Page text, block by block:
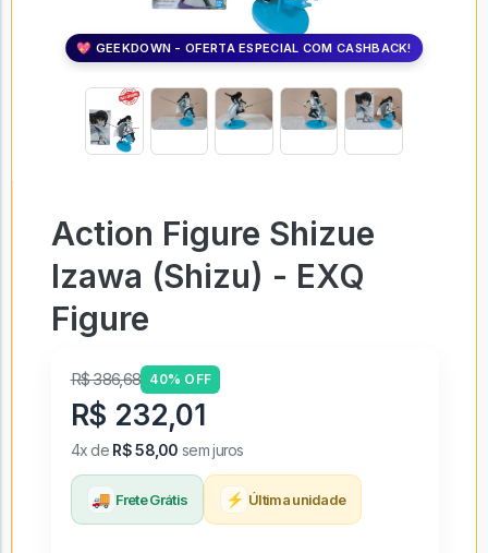
💖 GEEKDOWN - OFERTA ESPECIAL COM CASHBACK!
Action Figure Shizue
Izawa (Shizu) - EXQ
Figure
R$ 386,68 40% OFF
R$ 232,01
4x de R$ 58,00 sem juros
🚚 Frete Grátis ⚡ Última unidade